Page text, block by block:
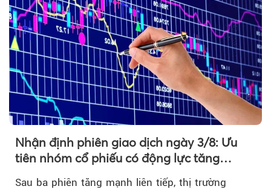
Nhận định phiên giao dịch ngày 3/8: Ưu
tiên nhóm cổ phiếu có động lực tăng
Sau ba phiên tăng mạnh liên tiếp, thị trường